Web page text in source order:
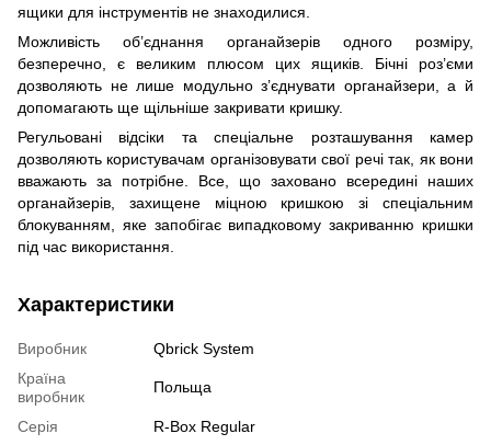
ящики для інструментів не знаходилися.
Можливість об’єднання органайзерів одного розміру,
безперечно, є великим плюсом цих ящиків. Бічні роз’єми
дозволяють не лише модульно з’єднувати органайзери, а й
допомагають ще щільніше закривати кришку.
Регульовані відсіки та спеціальне розташування камер
дозволяють користувачам організовувати свої речі так, як вони
вважають за потрібне. Все, що заховано всередині наших
органайзерів, захищене міцною кришкою зі спеціальним
блокуванням, яке запобігає випадковому закриванню кришки
під час використання.
Характеристики
Виробник
Qbrick System
Країна
виробник
Польща
Серія
R-Box Regular